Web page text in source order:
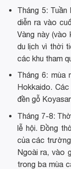
Tháng 5:
diễn ra vào
Vàng này
du lịch vì thời
các khu tham
Tháng 6:
Hokkaido.
đền gỗ
Tháng 7-8:
lễ hội. Đồng
của các trường
Ngoài ra, vào
trong ba mùa